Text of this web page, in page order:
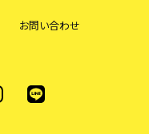
お問い合わせ